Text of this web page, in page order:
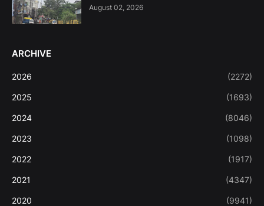
August 02, 2026
ARCHIVE
2026 (2272)
2025 (1693)
2024 (8046)
2023 (1098)
2022 (1917)
2021 (4347)
2020 (9941)